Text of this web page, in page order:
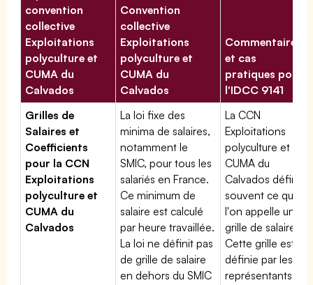
convention
collective
Exploitations
polyculture et
CUMA du
Calvados
Convention
collective
Exploitations
polyculture et
CUMA du
Calvados
Commentaires
et cas
pratiques pour
l'IDCC 9141
Grilles de
Salaires et
Coefficients
pour la CCN
Exploitations
polyculture et
CUMA du
Calvados
La loi fixe des
minima de salaires,
notamment le
SMIC, pour tous les
salariés en France.
Ce minimum de
salaire est calculé
par heure travaillée.
La loi ne définit pas
de grille de salaire
en dehors du SMIC
La CCN
Exploitations
polyculture et
CUMA du
Calvados définit
souvent ce que
l'on appelle une
grille de salaires.
Cette grille est
définie par les
représentants